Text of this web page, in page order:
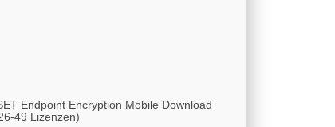
Endpoint Encryption Mobile Download
49 Lizenzen)